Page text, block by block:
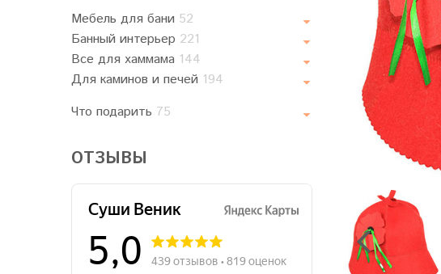
Мебель для бани 52
Банный интерьер 221
Все для хаммама 144
Для каминов и печей 194
Что подарить 75
ОТЗЫВЫ